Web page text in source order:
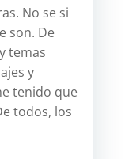
No se si
son. De
temas
y
tenido que
todos, los